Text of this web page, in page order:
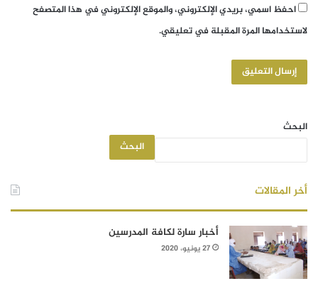
احفظ اسمي، بريدي الإلكتروني، والموقع الإلكتروني في هذا المتصفح
لاستخدامها المرة المقبلة في تعليقي.
البحث
البحث
أخر المقالات
أخبار سارة لكافة المدرسين
27 يونيو، 2020